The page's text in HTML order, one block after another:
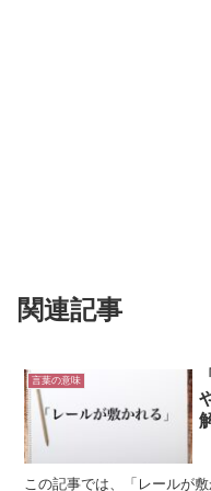
関連記事
言葉の意味
この記事では、「レールが